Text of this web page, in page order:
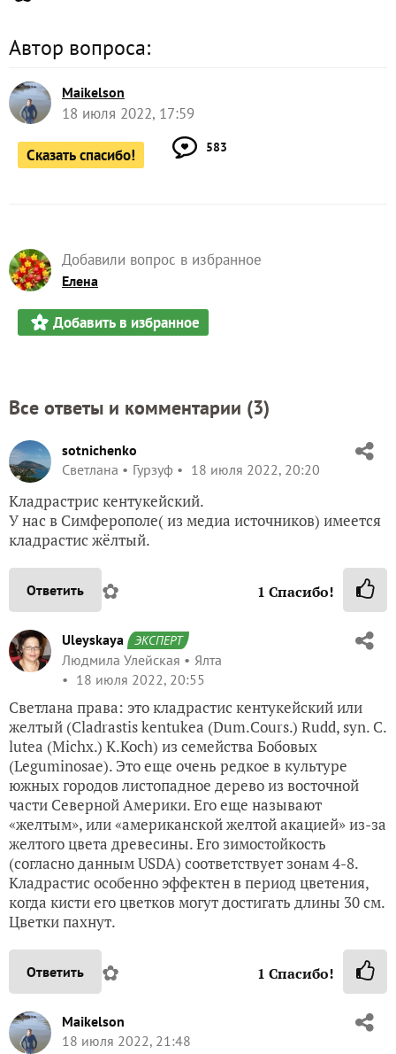
Автор вопроса:
Maikelson
18 июля 2022, 17:59
Сказать спасибо! 583
Добавили вопрос в избранное
Елена
Добавить в избранное
Все ответы и комментарии (3)
sotnichenko
Светлана
Гурзуф 18 июля 2022, 20:20
Кладрастрис кентукейский.
У нас в Симферополе( из медиа источников) имеется
кладрастис жёлтый.
Ответить ✿ 1 Спасибо!
Uleyskaya ЭКСПЕРТ
Людмила Улейская
Ялта
18 июля 2022, 20:55
Светлана права: это кладрастис кентукейский или
желтый (Cladrastis kentukea (Dum.Cours.) Rudd, syn. C.
lutea (Michx.) K.Koch) из семейства Бобовых
(Leguminosae). Это еще очень редкое в культуре
южных городов листопадное дерево из восточной
части Северной Америки. Его еще называют
«желтым», или «американской желтой акацией» из-за
желтого цвета древесины. Его зимостойкость
(согласно данным USDA) соответствует зонам 4-8.
Кладрастис особенно эффектен в период цветения,
когда кисти его цветков могут достигать длины 30 см.
Цветки пахнут.
Ответить ✿ 1 Спасибо!
Maikelson
18 июля 2022, 21:48